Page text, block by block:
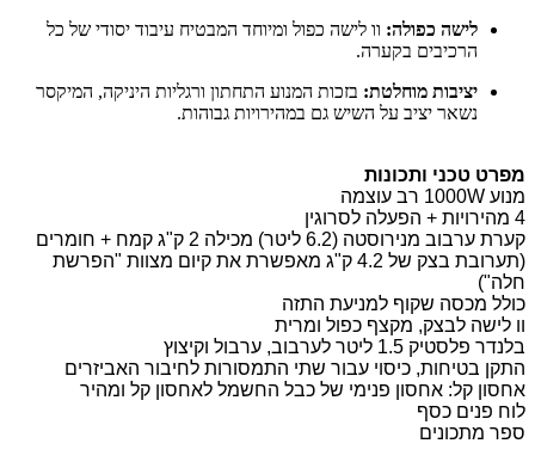
לישה כפולה: וו לישה כפול ומיוחד המבטיח עיבוד יסודי של כל
הרכיבים בקערה.
יציבות מוחלטת: בזכות המנוע התחתון ורגליות היניקה, המיקסר
נשאר יציב על השיש גם במהירויות גבוהות.
מפרט טכני ותכונות
מנוע 1000W רב עוצמה ‏
4 מהירויות + הפעלה לסרוגין
קערת ערבוב מנירוסטה (6.2 ליטר) מכילה 2 ק"ג קמח + חומרים
(תערובת בצק של 4.2 ק"ג מאפשרת את קיום מצוות "הפרשת
חלה")
כולל מכסה שקוף למניעת התזה
וו לישה לבצק, מקצף כפול ומרית
בלנדר פלסטיק 1.5 ליטר לערבוב, ערבול וקיצוץ
התקן בטיחות, כיסוי עבור שתי התמסורות לחיבור האביזרים
אחסון קל: אחסון פנימי של כבל החשמל לאחסון קל ומהיר
לוח פנים כסף
ספר מתכונים